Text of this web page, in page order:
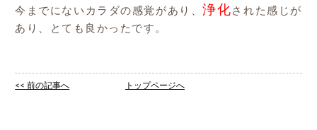
今までにないカラダの感覚があり、浄化 された感じが
あり、とても良かったです。
<< 前の記事へ トップページへ